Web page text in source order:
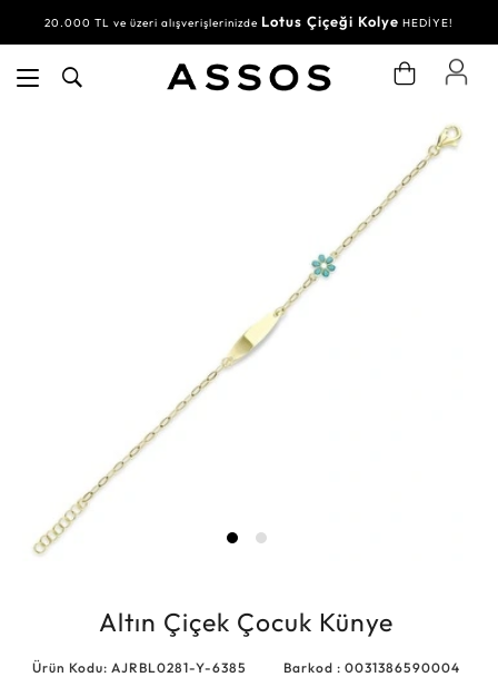
20.000 TL ve üzeri alışverişlerinizde Lotus Çiçeği Kolye HEDİYE!
Altın Çiçek Çocuk Künye
Ürün Kodu: AJRBL0281-Y-6385 Barkod : 0031386590004